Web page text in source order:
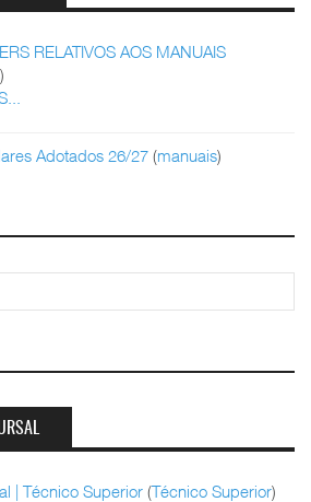
RELATIVOS AOS MANUAIS
)
Adotados 26/27 (manuais)
| Técnico Superior (Técnico Superior)